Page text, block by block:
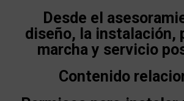
Desde el
diseño, la instalación,
marcha y servicio
Contenido